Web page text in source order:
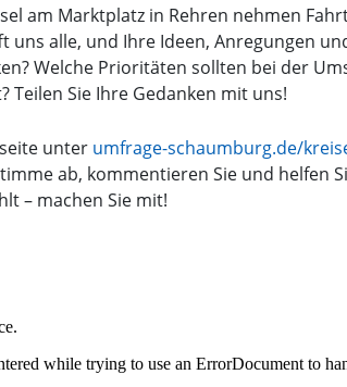
am Marktplatz in Rehren nehmen
alle, und Ihre Ideen, Anregungen
Welche Prioritäten sollten bei der
Sie Ihre Gedanken mit uns!
unter umfrage-schaumburg.de/
ab, kommentieren Sie und helfen
– machen Sie mit!